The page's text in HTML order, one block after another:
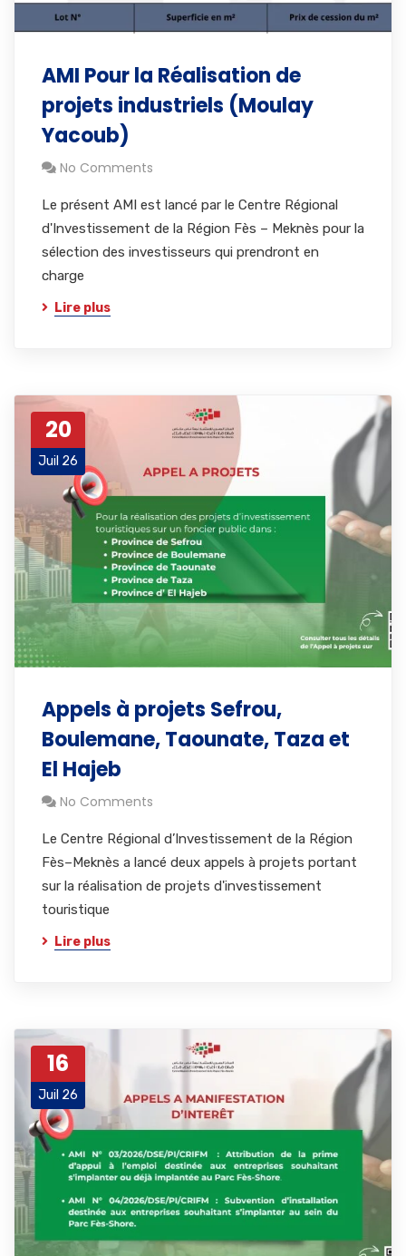
AMI Pour la Réalisation de
projets industriels (Moulay
Yacoub)
No Comments
Le présent AMI est lancé par le Centre Régional
d'Investissement de la Région Fès – Meknès pour la
sélection des investisseurs qui prendront en
charge
Lire plus
20
Juil 26
Appels à projets Sefrou,
Boulemane, Taounate, Taza et
El Hajeb
No Comments
Le Centre Régional d’Investissement de la Région
Fès–Meknès a lancé deux appels à projets portant
sur la réalisation de projets d'investissement
touristique
Lire plus
16
Juil 26